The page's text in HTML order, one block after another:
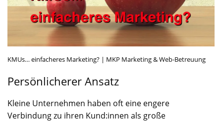
KMUs… einfacheres Marketing? | MKP Marketing & Web-Betreuung
Persönlicherer Ansatz
Kleine Unternehmen haben oft eine engere
Verbindung zu ihren Kund:innen als große